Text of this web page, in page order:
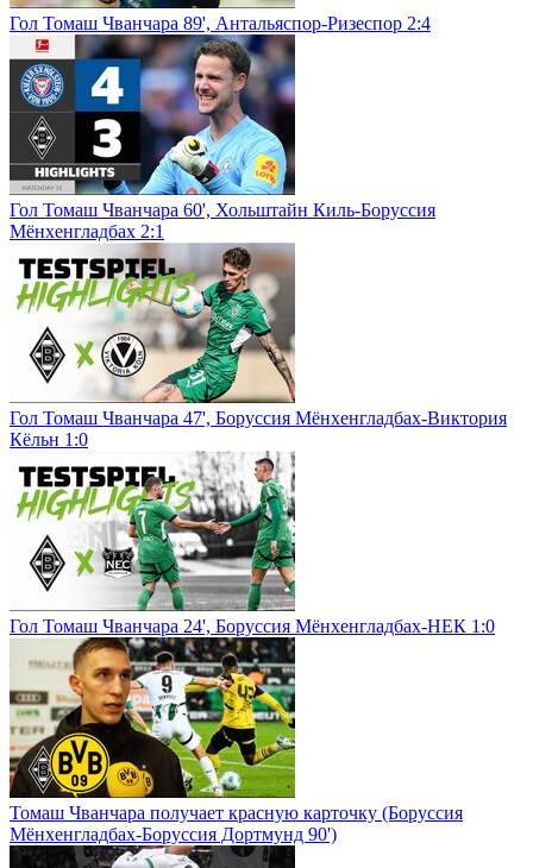
Гол Томаш Чванчара 89', Антальяспор-Ризеспор 2:4
Гол Томаш Чванчара 60', Хольштайн Киль-Боруссия
Мёнхенгладбах 2:1
Гол Томаш Чванчара 47', Боруссия Мёнхенгладбах-Виктория
Кёльн 1:0
Гол Томаш Чванчара 24', Боруссия Мёнхенгладбах-НЕК 1:0
Томаш Чванчара получает красную карточку (Боруссия
Мёнхенгладбах-Боруссия Дортмунд 90')